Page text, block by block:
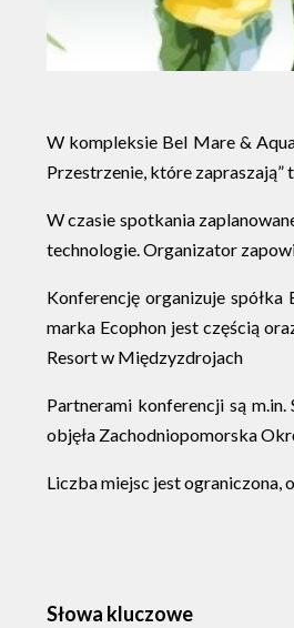
W kompleksie Bel Mare &
Przestrzenie, które
W czasie spotkania
technologie. Organizator
Konferencję organizuje
marka Ecophon jest częścią
Resort w Międzyzdrojach
Partnerami konferencji są
objęła Zachodniopomorska
Liczba miejsc jest ograniczona,
Słowa kluczowe